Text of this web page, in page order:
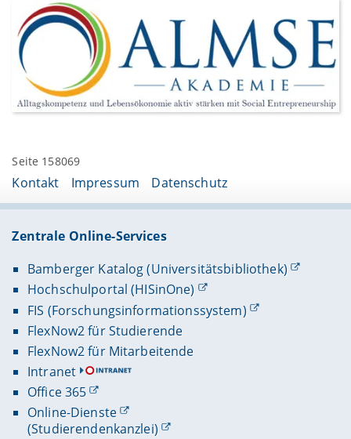
Seite 158069
Kontakt Impressum Datenschutz
Zentrale Online-Services
Bamberger Katalog (Universitätsbibliothek)
Hochschulportal (HISinOne)
FIS (Forschungsinformationssystem)
FlexNow2 für Studierende
FlexNow2 für Mitarbeitende
Intranet
Office 365
Online-Dienste
(Studierendenkanzlei)